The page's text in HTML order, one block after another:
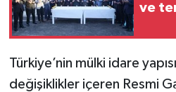
ve
Türkiye’nin mülki idare
değişiklikler içeren Resmi